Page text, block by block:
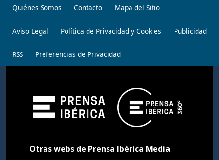
Quiénes Somos Contacto Mapa del Sitio
Aviso Legal Política de Privacidad y Cookies Publicidad
RSS Preferencias de Privacidad
Otras webs de Prensa Ibérica Media